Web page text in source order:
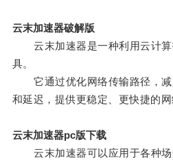
云末加速器破解版
云末加速器是一种利用云计算
具。
它通过优化网络传输路径，减
和延迟，提供更稳定、更快捷的网
云末加速器pc版下载
云末加速器可以应用于各种场